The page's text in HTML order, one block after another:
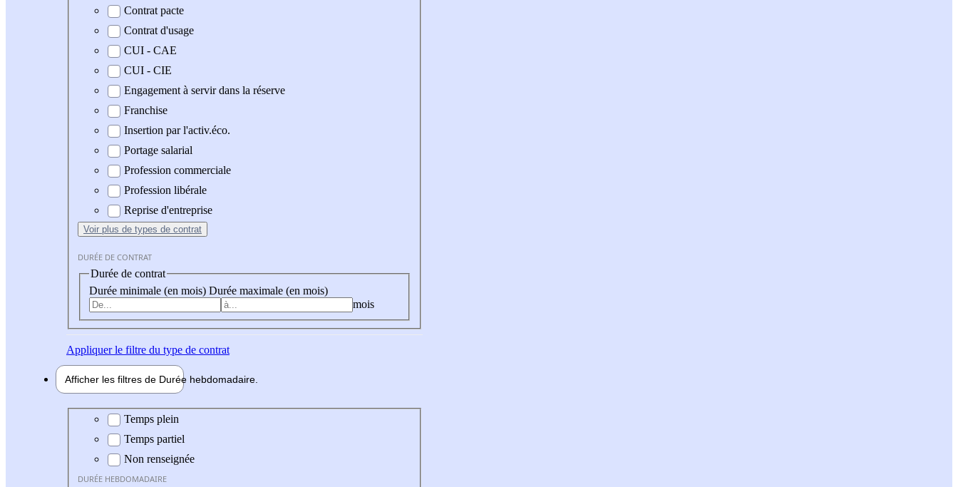
Contrat pacte
Contrat d'usage
CUI - CAE
CUI - CIE
Engagement à servir dans la réserve
Franchise
Insertion par l'activ.éco.
Portage salarial
Profession commerciale
Profession libérale
Reprise d'entreprise
Voir plus de types de contrat
DURÉE DE CONTRAT
Durée de contrat
Durée minimale (en mois) Durée maximale (en mois)
mois
Appliquerle filtre du type de contrat
Afficher les filtres de Durée hebdomadaire
Durée hebdomadaire
Temps plein
Temps partiel
Non renseignée
DURÉE HEBDOMADAIRE